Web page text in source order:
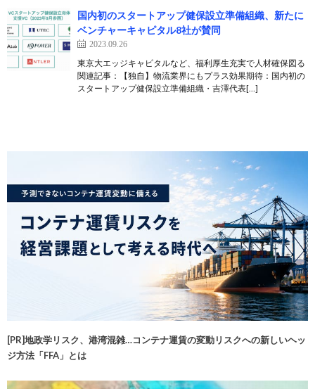
国内初のスタートアップ健保設立準備組織、新たに
ベンチャーキャピタル8社が賛同
2023.09.26
東京大エッジキャピタルなど、福利厚生充実で人材確保図る
関連記事：【独自】物流業界にもプラス効果期待：国内初の
スタートアップ健保設立準備組織・吉澤代表[…]
[PR]地政学リスク、港湾混雑…コンテナ運賃の変動リスクへの新しいヘッ
ジ方法「FFA」とは